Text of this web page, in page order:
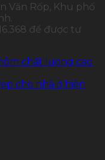
Văn Rốp, Khu phố
để được tư
chất lượng cao
cho nhà ở hiện